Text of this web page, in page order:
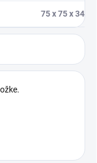
75 x 75 x 34